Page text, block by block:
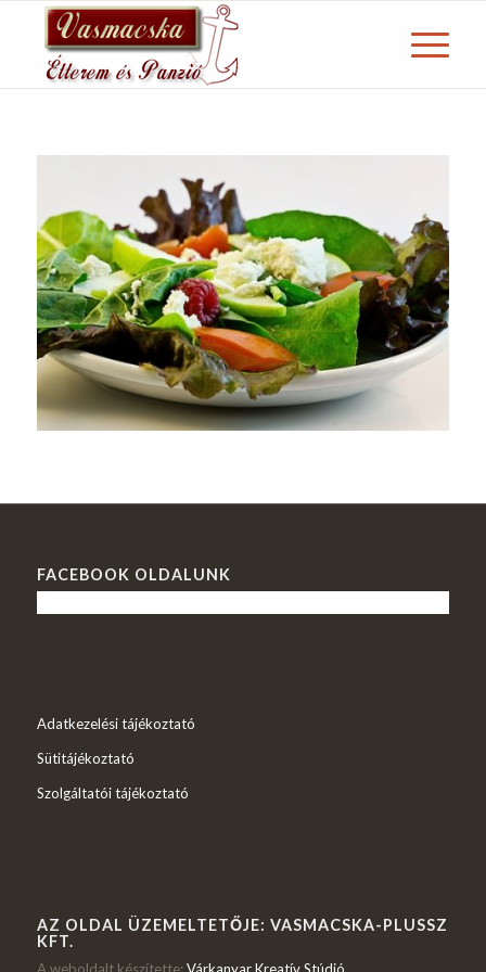
FACEBOOK OLDALUNK
Adatkezelési tájékoztató
Sütitájékoztató
Szolgáltatói tájékoztató
AZ OLDAL ÜZEMELTETŐJE: VASMACSKA-PLUSSZ
KFT.